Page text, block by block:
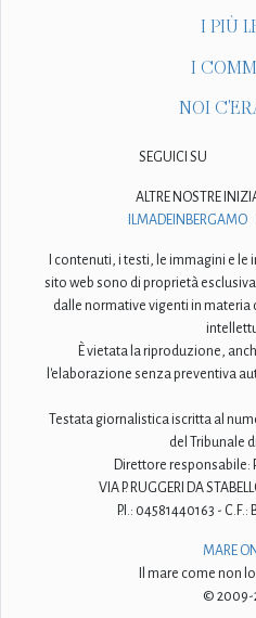
I PIÙ
I
NOI
SEGUICI SU
ALTRE NOSTRE
ILMADEINBERGAMO
I contenuti, i testi, le immagini e
sito web sono di proprietà
dalle normative vigenti in
È vietata la riproduzione,
l'elaborazione senza preventiva
Testata giornalistica iscritta al
del Tribunale
Direttore responsabile:
VIA P. RUGGERI DA
P.I.: 04581440163 - C.F.:
MARE
Il mare come non
© 2009-